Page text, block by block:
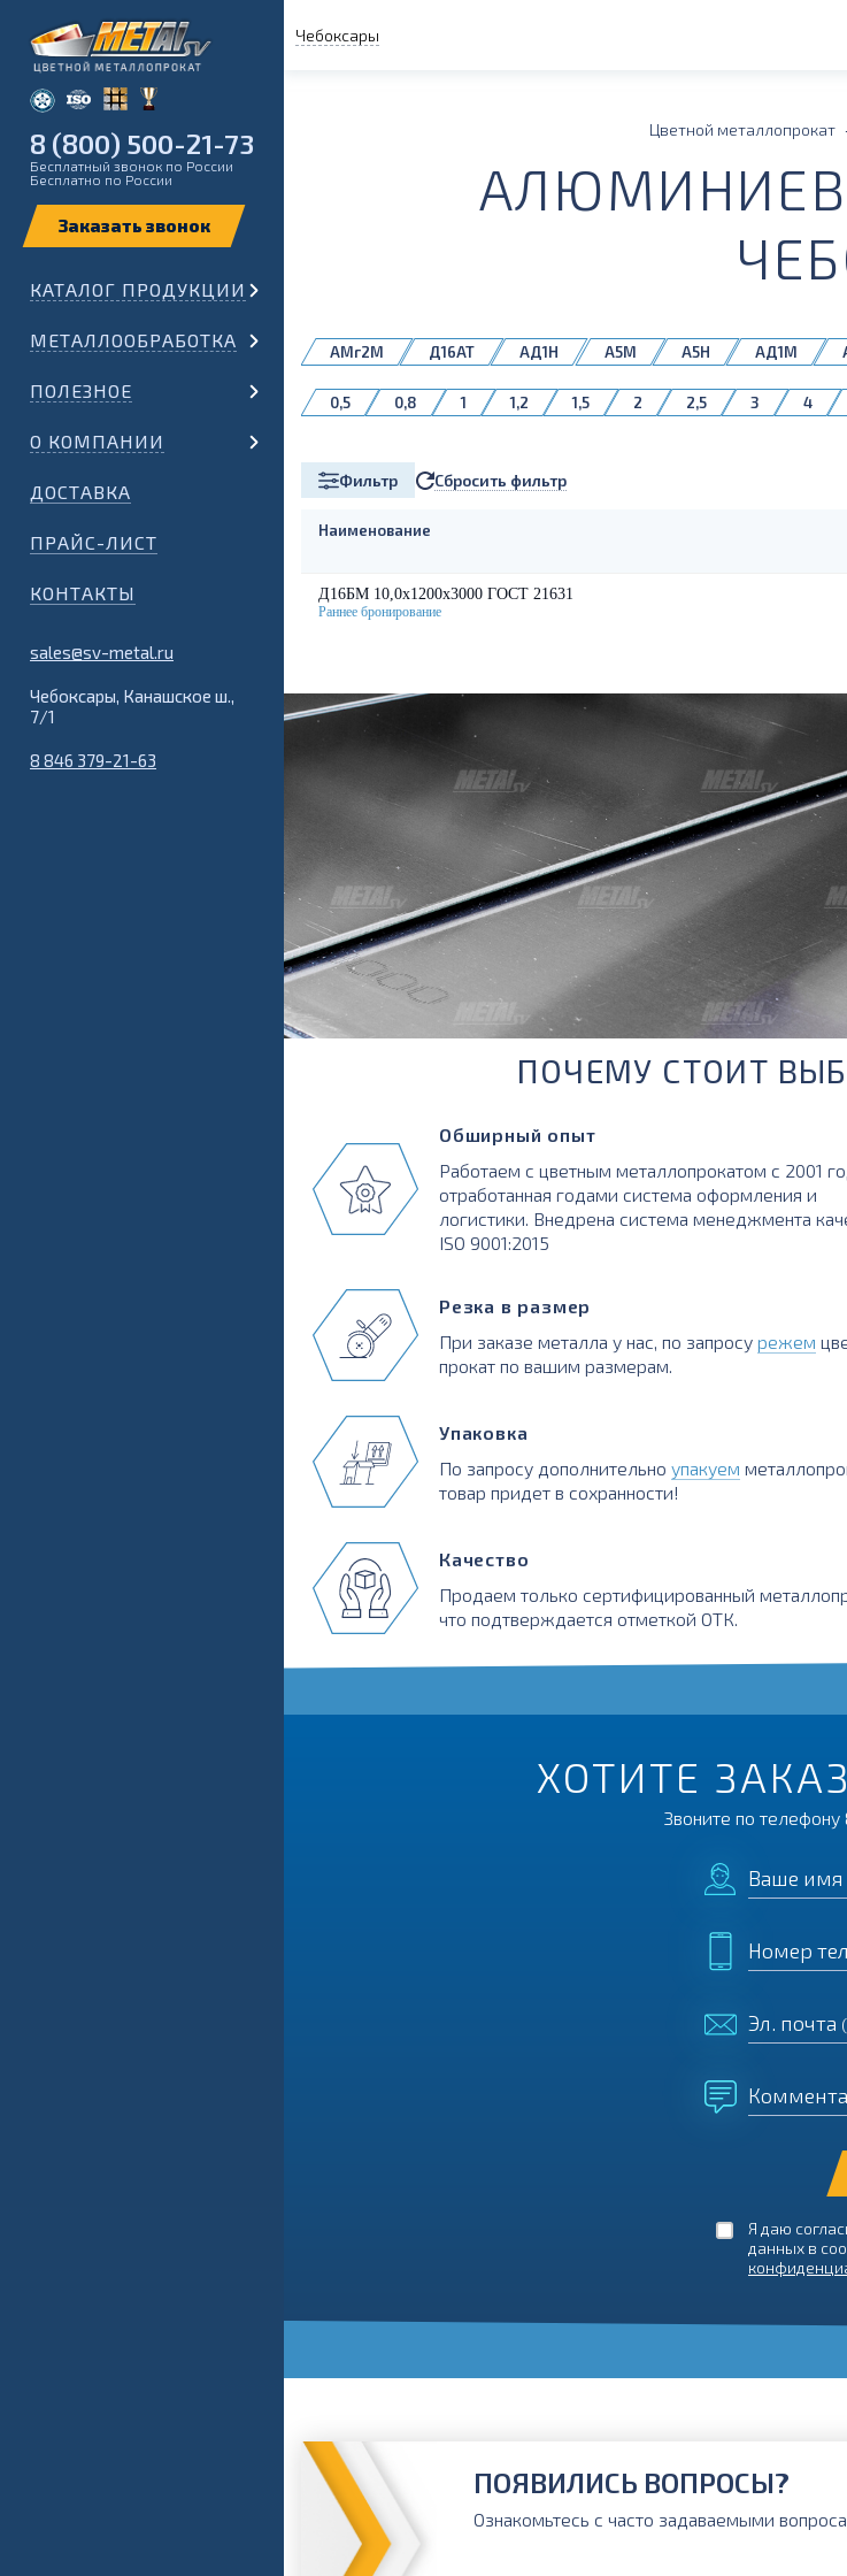
Чебоксары
8 (800) 500-21-73
Бесплатный звонок по России
Бесплатно по России
КАТАЛОГ ПРОДУКЦИИ
МЕТАЛЛООБРАБОТКА
ПОЛЕЗНОЕ
О КОМПАНИИ
ДОСТАВКА
ПРАЙС-ЛИСТ
КОНТАКТЫ
sales@sv-metal.ru
Чебоксары, Канашское ш.,
7/1
8 846 379-21-63
Цветной металлопрокат
АМг2М Д16АТ АД1Н А5М А5Н АД1М
0,5 0,8 1 1,2 1,5 2 2,5 3 4
Фильтр Сбросить фильтр
Наименование
Д16БМ 10,0х1200х3000 ГОСТ 21631
ПОЧЕМУ СТОИТ
Обширный опыт
Работаем с цветным металлопрокатом с 2001
отработанная годами система оформления и
логистики. Внедрена система менеджмента
ISO 9001:2015
Резка в размер
При заказе металла у нас, по запросу режем
прокат по вашим размерам.
Упаковка
По запросу дополнительно упакуем
товар придет в сохранности!
Качество
Продаем только сертифицированный
что подтверждается отметкой ОТК.
ХОТИТЕ
Звоните по телефону
Ваше имя
Номер
Эл. почта
Я даю
данных в
ПОЯВИЛИСЬ ВОПРОСЫ?
Ознакомьтесь с часто задаваемыми